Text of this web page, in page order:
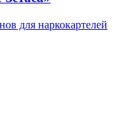
для наркокартелей